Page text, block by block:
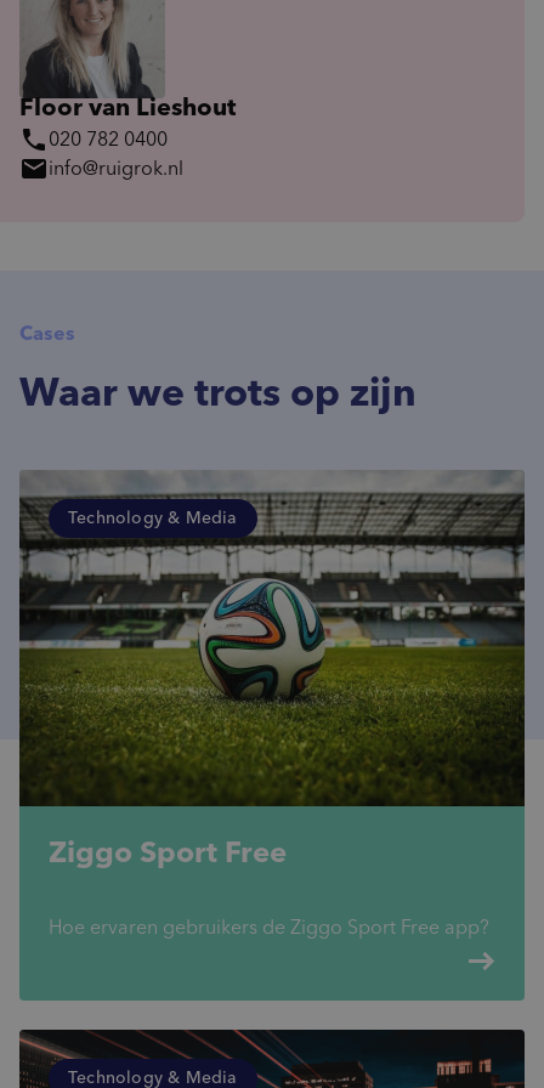
Floor van Lieshout
phone 020 782 0400
mailinfo@ruigrok.nl
Waar we trots op zijn
Cases
Technology & Media
Ziggo Sport Free
Hoe ervaren gebruikers de Ziggo Sport Free app?
east
Technology & Media